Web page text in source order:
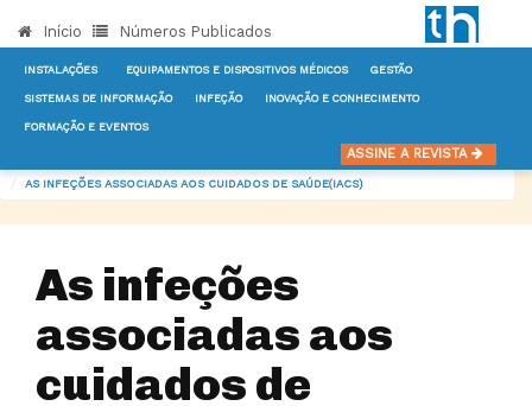
Início Números Publicados
INSTALAÇÕES EQUIPAMENTOS E DISPOSITIVOS MÉDICOS GESTÃO
SISTEMAS DE INFORMAÇÃO INFEÇÃO INOVAÇÃO E CONHECIMENTO
FORMAÇÃO E EVENTOS
ASSINE A REVISTA
AS INFEÇÕES ASSOCIADAS AOS CUIDADOS DE SAÚDE(IACS)
As infeções
associadas aos
cuidados de